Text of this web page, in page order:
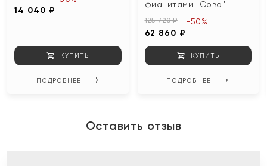
14 040 ₽
КУПИТЬ
ПОДРОБНЕЕ
фианитами "Сова"
125 720 ₽
62 860 ₽
-50%
КУПИТЬ
ПОДРОБНЕЕ
Оставить отзыв